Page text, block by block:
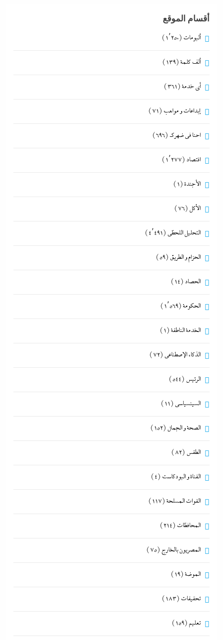
أقسام الموقع
ألبومات (1٬250)
ألف كلمة(139)
أي خدمة(361)
إبداعات و مواهب (71)
احنا في ضهرك (696)
اقتصاد (1٬277)
الأجندة(1)
الأكل (76)
التحليل اللحظي (4٬491)
الحزام و الطريق (59)
الحصاد (14)
الحكومة(1٬569)
الخدمة الناطقة(1)
الذكاء الإصطناعي (72)
الرئيس (544)
السينسياسي (11)
الصحة و الجمال (152)
الطقس (82)
القناة و البودكاست (4)
القوات المسلحة(117)
المحافظات (214)
المصريون بالخارج (75)
الموضة(19)
تحقيقات (183)
تعليم (159)